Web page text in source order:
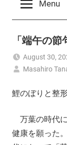
Menu
「端午の節
August 30,
Masahiro
鯉のぼりと整
万葉の時代
健康を願った